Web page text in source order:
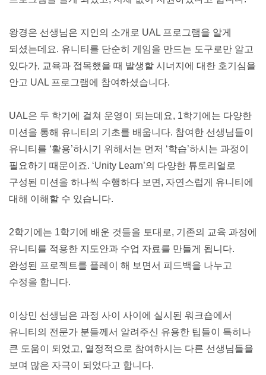
왕경은 선생님은 지인의 소개로 UAL 프로그램을 알게
되셨는데요. 유니티를 단순히 게임을 만드는 도구로만 알고
있다가, 교육과 접목했을 때 발생할 시너지에 대한 호기심을
안고 UAL 프로그램에 참여하셨습니다.
UAL은 두 학기에 걸쳐 운영이 되는데요, 1학기에는 다양한
미션을 통해 유니티의 기초를 배웁니다. 참여한 선생님들이
유니티를 ‘활용’하시기 위해서는 먼저 ‘학습’하시는 과정이
필요하기 때문이죠. ‘Unity Learn’의 다양한 튜토리얼로
구성된 미션을 하나씩 수행하다 보면, 자연스럽게 유니티에
대해 이해할 수 있습니다.
2학기에는 1학기에 배운 것들을 토대로, 기존의 교육 과정에
유니티를 적용한 지도안과 수업 자료를 만들게 됩니다.
완성된 프로젝트를 플레이 해 보면서 피드백을 나누고
수정을 합니다.
이상민 선생님은 과정 사이 사이에 실시된 워크숍에서
유니티의 전문가 분들께서 알려주신 유용한 팁들이 특히나
큰 도움이 되었고, 열정적으로 참여하시는 다른 선생님들을
보며 많은 자극이 되었다고 합니다.